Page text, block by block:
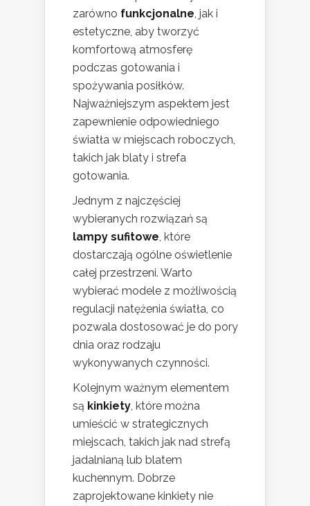
zarówno funkcjonalne, jak i
estetyczne, aby tworzyć
komfortową atmosferę
podczas gotowania i
spożywania posiłków.
Najważniejszym aspektem jest
zapewnienie odpowiedniego
światła w miejscach roboczych,
takich jak blaty i strefa
gotowania.
Jednym z najczęściej
wybieranych rozwiązań są
lampy sufitowe, które
dostarczają ogólne oświetlenie
całej przestrzeni. Warto
wybierać modele z możliwością
regulacji natężenia światła, co
pozwala dostosować je do pory
dnia oraz rodzaju
wykonywanych czynności.
Kolejnym ważnym elementem
są kinkiety, które można
umieścić w strategicznych
miejscach, takich jak nad strefą
jadalnianą lub blatem
kuchennym. Dobrze
zaprojektowane kinkiety nie